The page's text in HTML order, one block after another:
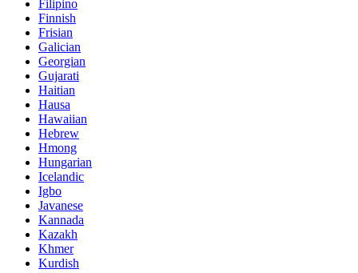
Filipino
Finnish
Frisian
Galician
Georgian
Gujarati
Haitian
Hausa
Hawaiian
Hebrew
Hmong
Hungarian
Icelandic
Igbo
Javanese
Kannada
Kazakh
Khmer
Kurdish